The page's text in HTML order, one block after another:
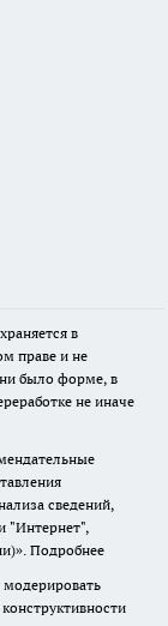
в
праве и не
было форме, в
не иначе
сведений,
"Интернет",
Подробнее
модерировать